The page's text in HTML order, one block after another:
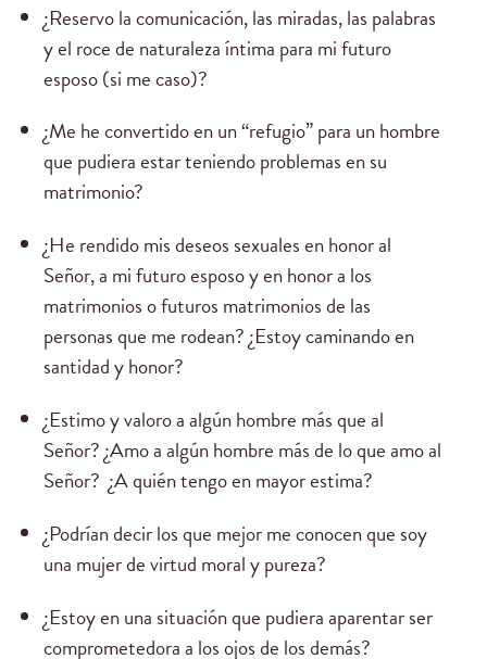
¿Reservo la comunicación, las miradas, las palabras
y el roce de naturaleza íntima para mi futuro
esposo (si me caso)?
¿Me he convertido en un “refugio” para un hombre
que pudiera estar teniendo problemas en su
matrimonio?
¿He rendido mis deseos sexuales en honor al
Señor, a mi futuro esposo y en honor a los
matrimonios o futuros matrimonios de las
personas que me rodean? ¿Estoy caminando en
santidad y honor?
¿Estimo y valoro a algún hombre más que al
Señor? ¿Amo a algún hombre más de lo que amo al
Señor? ¿A quién tengo en mayor estima?
¿Podrían decir los que mejor me conocen que soy
una mujer de virtud moral y pureza?
¿Estoy en una situación que pudiera aparentar ser
comprometedora a los ojos de los demás?